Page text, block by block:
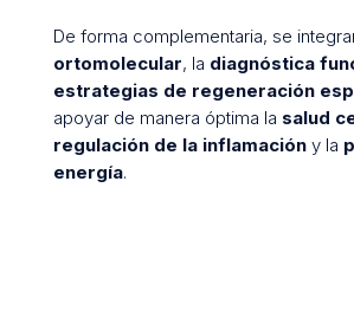
De forma complementaria, se
ortomolecular, la diagnóstica
estrategias de regeneración
apoyar de manera óptima la salud
regulación de la inflamacióny la
energía.